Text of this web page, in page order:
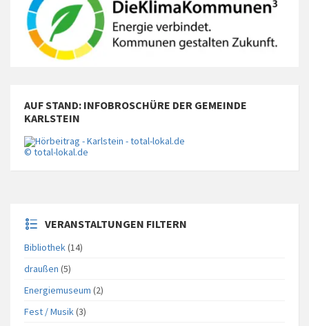
AUF STAND: INFOBROSCHÜRE DER GEMEINDE
KARLSTEIN
© total-lokal.de
VERANSTALTUNGEN FILTERN
Bibliothek(14)
draußen (5)
Energiemuseum (2)
Fest / Musik(3)